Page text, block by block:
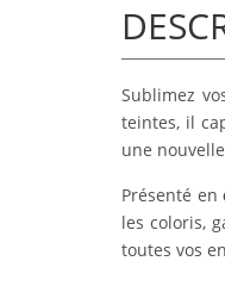
Sublimez
teintes, il
une
Présenté en
les coloris,
toutes vos